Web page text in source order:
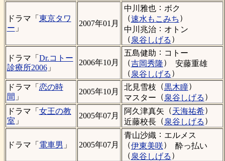
ドラマ「 東京タワ
ー 」
2007年01月
中川雅也 ： ボク
（速水もこみち ）
中川兆治： オトン
（泉谷しげる ）
ドラマ「 Dr.コトー
診療所2006」
2006年10月
五島健助 ： コトー
（吉岡秀隆）
安藤重雄
（泉谷しげる ）
ドラマ「 恋の時
間 」
2005年10月
北見雪枝 （黒木瞳）
マスター （泉谷しげる ）
ドラマ「 女王の教
室 」
2005年07月
阿久津真矢 （天海祐希）
近藤校長（泉谷しげる ）
ドラマ「 電車男 」 2005年07月
青山沙織 ： エルメス
（伊東美咲）
酔っ払い
（泉谷しげる ）